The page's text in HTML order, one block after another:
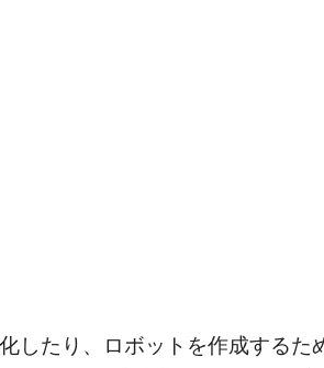
したり、ロボットを作成する